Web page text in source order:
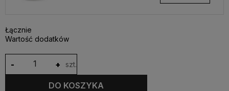
Łącznie
Wartość dodatków
+
- szt.
DO KOSZYKA